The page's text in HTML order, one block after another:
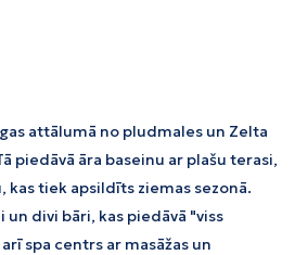
attālumā no pludmales un Zelta
piedāvā āra baseinu ar plašu terasi,
kas tiek apsildīts ziemas sezonā.
divi bāri, kas piedāvā "viss
spa centrs ar masāžas un